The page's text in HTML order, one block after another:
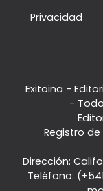
Privacidad
Exitoina -
-
Registro
Dirección:
Teléfono: